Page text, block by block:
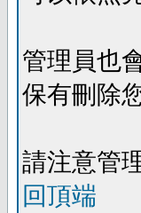
管理員也
保有刪除
請注意管
回頂端